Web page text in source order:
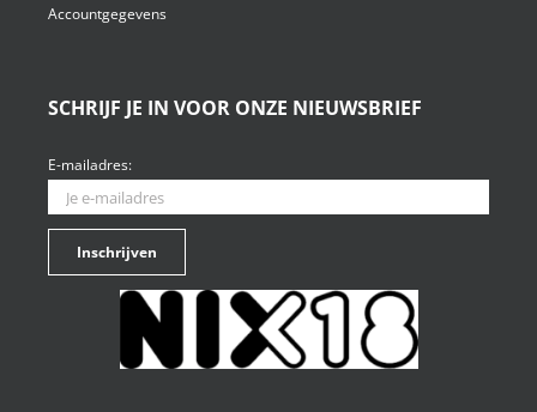
Accountgegevens
SCHRIJF JE IN VOOR ONZE NIEUWSBRIEF
E-mailadres: